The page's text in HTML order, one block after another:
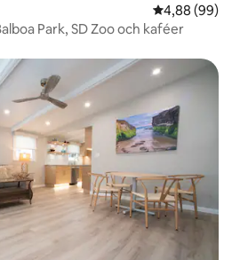
4,88 av 5 i
4,88 (99)
Park, SD Zoo och kaféer